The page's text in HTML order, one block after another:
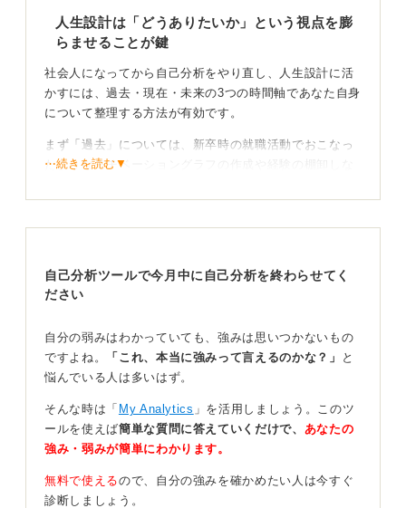
人生設計は「どうありたいか」という視点を膨
らませることが鍵
社会人になってから自己分析をやり直し、人生設計に活
かすには、過去・現在・未来の3つの時間軸であなた自身
について整理する方法が有効です。
まず「過去」については、新卒時の就職活動でおこなっ
たようなモチベーショングラフの作成や経験の棚卸しな
の視点で再度分析してみることで、新たな発見があるか
培われた新しい価値観や、学生時代に抱いていた社会人
像とのギャップなどを整理します。
理想とのギャップから逆算して行動に移そう！
そして「未来」については、「これから何をしたいか」
という具体的な目標よりも、「この先の自分はどうあり
たいのか」という理想の姿を考えることが重要です。
たとえば5年後、10年後にどうなっていたいか、実現可
能性はったん度外視して自由に描いてみてください。社
会人になると現実的な範囲で物事を考えがちですが、そ
⋯続きを読む▼
自己分析ツールで今月中に自己分析を終わらせてく
ださい
自分の弱みはわかっていても、強みは思いつかないもの
ですよね。
「これ、本当に強みって言えるのかな？」
と
悩んでいる人は多いはず。
そんな時は「 My Analytics 」を活用しましょう。このツ
ールを使えば簡単な質問に答えていくだけで、 あなたの
強み・弱みが簡単にわかります。
無料で使えるので、自分の強みを確かめたい人は今すぐ
診断しましょう。